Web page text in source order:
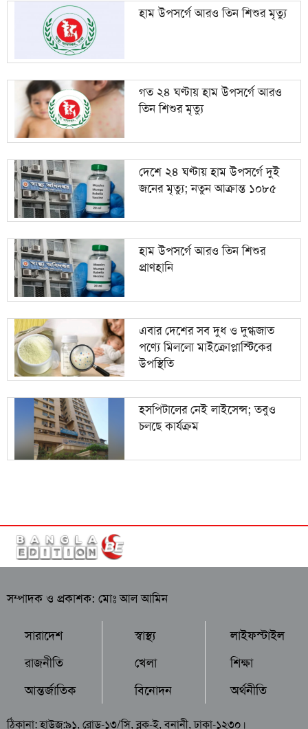
হাম উপসর্গে আরও তিন শিশুর মৃত্যু
গত ২৪ ঘণ্টায় হাম উপসর্গে আরও
তিন শিশুর মৃত্যু
দেশে ২৪ ঘণ্টায় হাম উপসর্গে দুই
জনের মৃত্যু; নতুন আক্রান্ত ১০৮৫
হাম উপসর্গে আরও তিন শিশুর
প্রাণহানি
এবার দেশের সব দুধ ও দুগ্ধজাত
পণ্যে মিললো মাইক্রোপ্লাস্টিকের
উপস্থিতি
হসপিটালের নেই লাইসেন্স; তবুও
চলছে কার্যক্রম
সম্পাদক ও প্রকাশক: মোঃ আল আমিন
সারাদেশ
রাজনীতি
আন্তর্জাতিক
স্বাস্থ্য
খেলা
বিনোদন
লাইফস্টাইল
শিক্ষা
অর্থনীতি
ঠিকানা: হাউজ:৯১, রোড-১৩/সি, ব্লক-ই, বনানী, ঢাকা-১২৩০।